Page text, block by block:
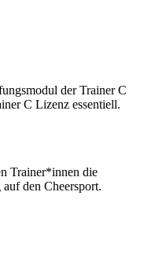
der Trainer C
C Lizenz essentiell.
Trainer*innen die
den Cheersport.